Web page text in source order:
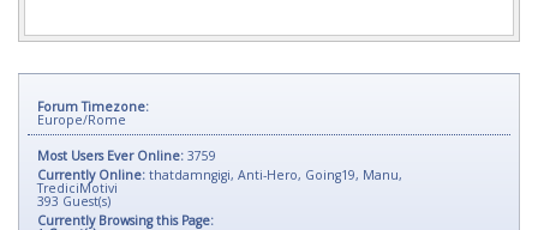
Forum Timezone:
Europe/Rome
Most Users Ever Online: 3759
Currently Online: thatdamngigi, Anti-Hero, Going19, Manu,
TrediciMotivi
393 Guest(s)
Currently Browsing this Page: